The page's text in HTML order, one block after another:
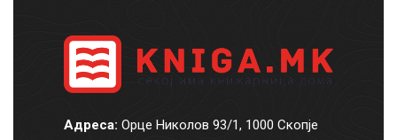
Адреса: Орце Николов 93/1, 1000 Скопје